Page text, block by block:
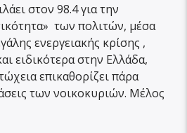
στον 98.4 για την
των πολιτών, μέσα
ενεργειακής κρίσης ,
ειδικότερα στην Ελλάδα,
επικαθορίζει πάρα
των νοικοκυριών. Μέλος